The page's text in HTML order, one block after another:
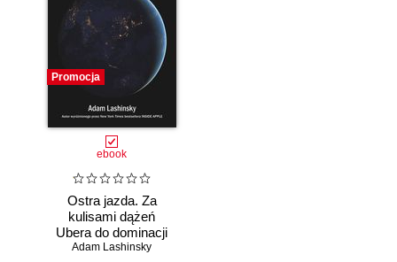
Promocja
ebook
Ostra jazda. Za
kulisami dążeń
Ubera do dominacji
na świecie
Adam Lashinsky